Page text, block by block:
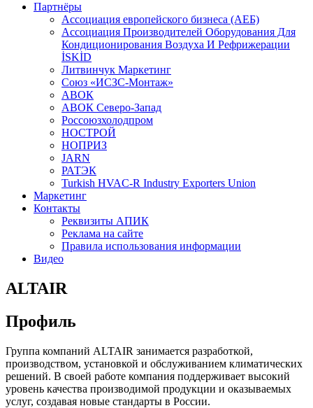
Партнёры
Ассоциация европейского бизнеса (АЕБ)
Aссоциация Производителей Оборудования Для
Кондиционирования Воздуха И Рефрижерации
İSKİD
Литвинчук Маркетинг
Союз «ИСЗС-Монтаж»
АВОК
АВОК Северо-Запад
Россоюзхолодпром
НОСТРОЙ
НОПРИЗ
JARN
РАТЭК
Turkish HVAC-R Industry Exporters Union
Маркетинг
Контакты
Реквизиты АПИК
Реклама на сайте
Правила использования информации
Видео
ALTAIR
Профиль
Группа компаний ALTAIR занимается разработкой,
производством, установкой и обслуживанием климатических
решений. В своей работе компания поддерживает высокий
уровень качества производимой продукции и оказываемых
услуг, создавая новые стандарты в России.